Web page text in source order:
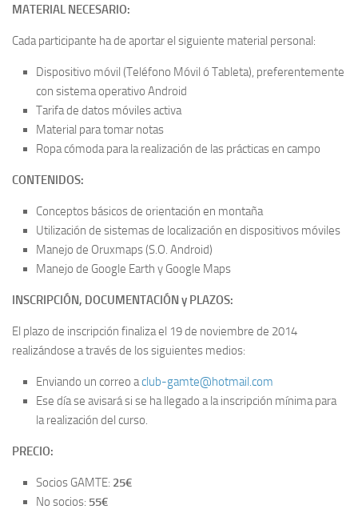
MATERIAL NECESARIO:
Cada participante ha de aportar el siguiente material personal:
Dispositivo móvil (Teléfono Móvil ó Tableta), preferentemente
con sistema operativo Android
Tarifa de datos móviles activa
Material para tomar notas
Ropa cómoda para la realización de las prácticas en campo
CONTENIDOS:
Conceptos básicos de orientación en montaña
Utilización de sistemas de localización en dispositivos móviles
Manejo de Oruxmaps (S.O. Android)
Manejo de Google Earth y Google Maps
INSCRIPCIÓN, DOCUMENTACIÓN y PLAZOS:
El plazo de inscripción finaliza el 19 de noviembre de 2014
realizándose a través de los siguientes medios:
Enviando un correo aclub-gamte@hotmail.com
Ese día se avisará si se ha llegado a la inscripción mínima para
la realización del curso.
PRECIO:
Socios GAMTE: 25€
No socios: 55€